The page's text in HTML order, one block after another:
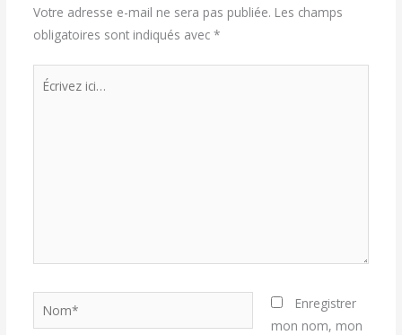
Votre adresse e-mail ne sera pas publiée. Les champs
obligatoires sont indiqués avec *
Écrivez
Nom*
Enregistrer
mon nom, mon